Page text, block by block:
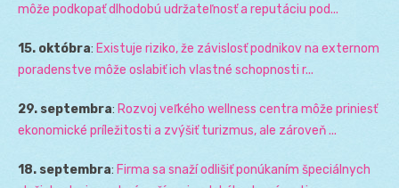
môže podkopať dlhodobú udržateľnosť a reputáciu pod...
15. októbra: Existuje riziko, že závislosť podnikov na externom
poradenstve môže oslabiť ich vlastné schopnosti r...
29. septembra: Rozvoj veľkého wellness centra môže priniesť
ekonomické príležitosti a zvýšiť turizmus, ale zároveň ...
18. septembra: Firma sa snaží odlišiť ponúkaním špeciálnych